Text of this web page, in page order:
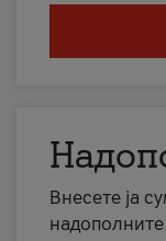
Внесете ја